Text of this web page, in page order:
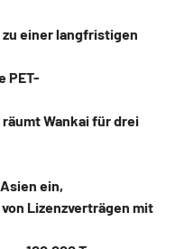
zu einer langfristigen
PET-
räumt Wankai für drei
ein,
Lizenzverträgen mit